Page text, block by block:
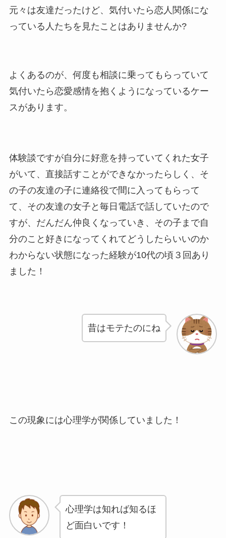
元々は友達だったけど、気付いたら恋人関係にな
っている人たちを見たことはありませんか?
よくあるのが、何度も相談に乗ってもらっていて
気付いたら恋愛感情を抱くようになっているケー
スがあります。
体験談ですが自分に好意を持っていてくれた女子
がいて、直接話すことができなかったらしく、そ
の子の友達の子に連絡役で間に入ってもらって
て、その友達の女子と毎日電話で話していたので
すが、だんだん仲良くなっていき、その子まで自
分のこと好きになってくれてどうしたらいいのか
わからない状態になった経験が10代の頃３回あり
ました！
昔はモテたのにね
この現象には心理学が関係していました！
心理学は知れば知るほ
ど面白いです！